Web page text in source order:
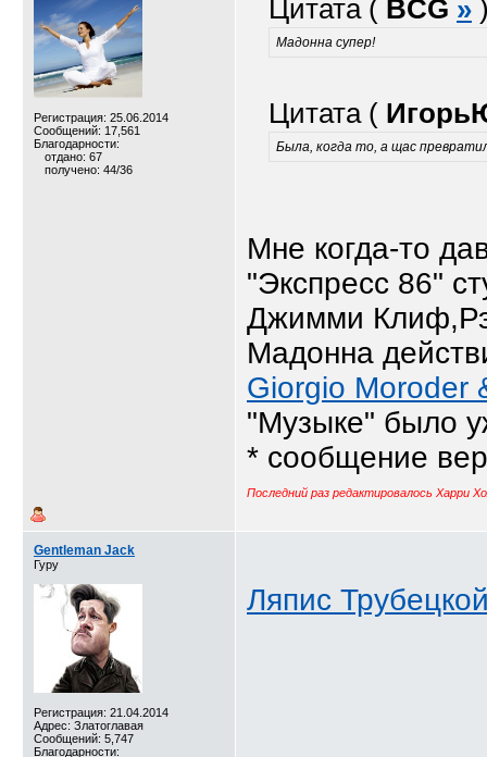
Регистрация: 25.06.2014
Сообщений: 17,561
Благодарности:
отдано: 67
получено: 44/36
Цитата ( BCG »
Мадонна супер!
Цитата (
Была, когда то, а щас
Мне когда-то
"Экспресс 86"
Джимми
Мадонна
Giorgio Moroder
"Музыке" было
* сообщение
Последний раз редактировалось Харри
Gentleman Jack
Гуру
Регистрация: 21.04.2014
Адрес: Златоглавая
Сообщений: 5,747
Благодарности:
Ляпис